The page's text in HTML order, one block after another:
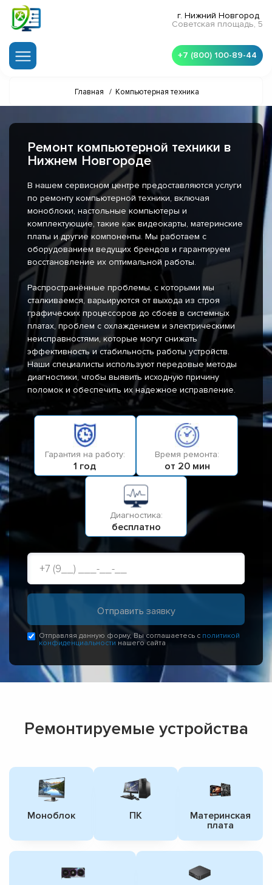
г. Нижний Новгород
Советская площадь, 5
+7 (800) 100-89-44
Главная / Компьютерная техника
Ремонт компьютерной техники в
Нижнем Новгороде
В нашем сервисном центре предоставляются услуги
по ремонту компьютерной техники, включая
моноблоки, настольные компьютеры и
комплектующие, такие как видеокарты, материнские
платы и другие компоненты. Мы работаем с
оборудованием ведущих брендов и гарантируем
восстановление их оптимальной работы.
Распространённые проблемы, с которыми мы
сталкиваемся, варьируются от выхода из строя
графических процессоров до сбоев в системных
платах, проблем с охлаждением и электрическими
неисправностями, которые могут снижать
эффективность и стабильность работы устройств.
Наши специалисты используют передовые методы
диагностики, чтобы выявить исходную причину
поломок и обеспечить их надежное исправление.
Гарантия на работу:
1 год
Время ремонта:
от 20 мин
Диагностика:
бесплатно
Отправляя данную форму, Вы соглашаетесь с политикой
конфиденциальности нашего сайта
Ремонтируемые устройства
Моноблок ПК
Материнская
плата